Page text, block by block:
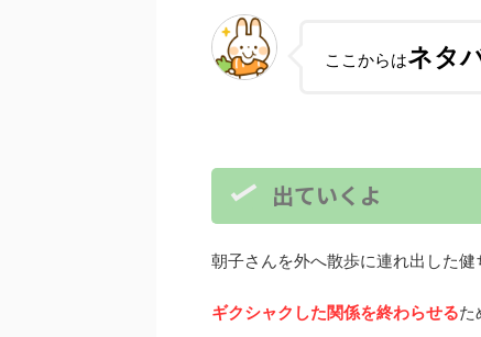
ここからはネタ
出ていくよ
朝子さんを外へ散歩に連れ出した健
ギクシャクした関係を終わらせるた